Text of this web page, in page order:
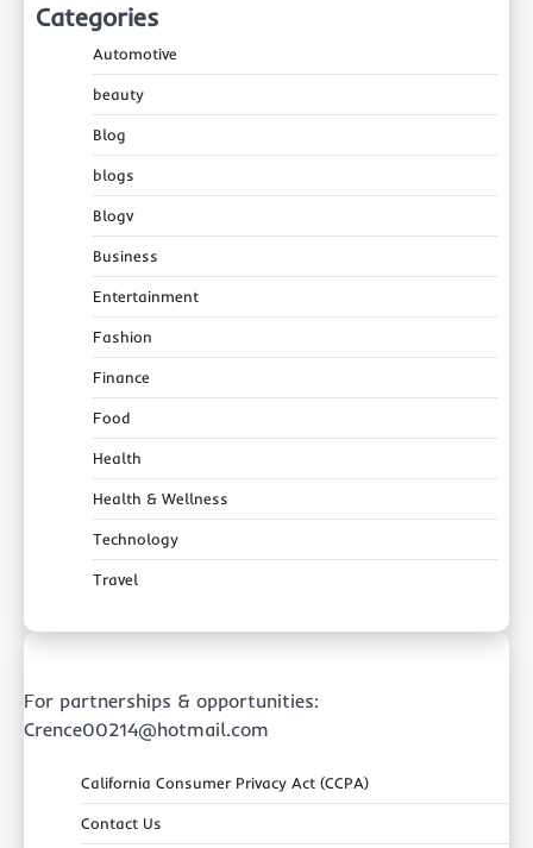
Categories
Automotive
beauty
Blog
blogs
Blogv
Business
Entertainment
Fashion
Finance
Food
Health
Health & Wellness
Technology
Travel
For partnerships & opportunities:
Crence00214@hotmail.com
California Consumer Privacy Act (CCPA)
Contact Us